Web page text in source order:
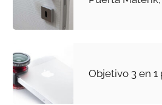
Objetivo 3 en 1